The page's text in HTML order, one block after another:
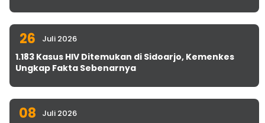
26 Juli 2026
1.183 Kasus HIV Ditemukan di Sidoarjo, Kemenkes
Ungkap Fakta Sebenarnya
08 Juli 2026